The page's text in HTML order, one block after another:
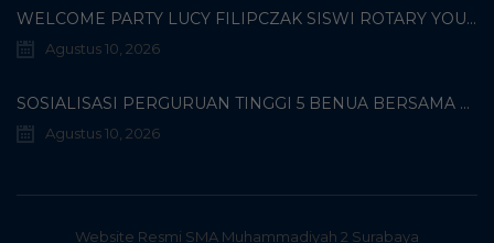
WELCOME PARTY LUCY FILIPCZAK SISWI ROTARY YOUTH EXCHANGE DARI USA DI SMA MUHAMMADIYAH 2 SURABAYA KAMIS (06/08/2026) – DOKUMENTASI ARI HARDIANTO
Agustus 10, 2026
SOSIALISASI PERGURUAN TINGGI 5 BENUA BERSAMA DI SMA MUHAMMADIYAH 2 SURABAYA, SELASA (04/08/2026) – DOKUMENTASI ARI HARDIANTO
Agustus 10, 2026
Website Resmi SMA Muhammadiyah 2 Surabaya